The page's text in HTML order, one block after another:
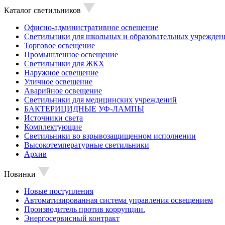
Каталог светильников
Офисно-административное освещение
Светильники для школьных и образовательных
Торговое освещение
Промышленное освещение
Светильники для ЖКХ
Наружное освещение
Уличное освещение
Аварийное освещение
Светильники для медицинских учреждений
БАКТЕРИЦИДНЫЕ УФ-ЛАМПЫ
Источники света
Комплектующие
Светильники во взрывозащищенном исполнении
Высокотемпературные светильники
Архив
Новинки
Новые поступления
Автоматизированная система управления освещением
Производитель против коррупции.
Энергосервисный контракт